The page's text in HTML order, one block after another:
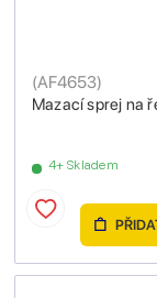
Mazací sprej na
(AF4653)
4+ Skladem